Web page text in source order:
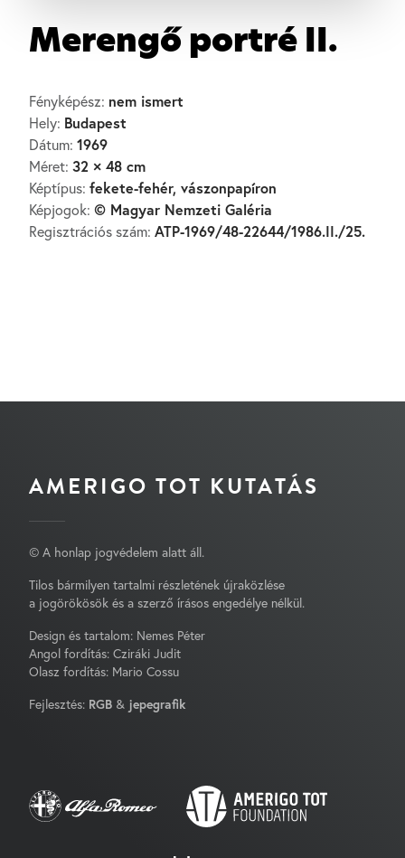
Merengő portré II.
Fényképész: nem ismert
Hely: Budapest
Dátum: 1969
Méret: 32 × 48 cm
Képtípus: fekete-fehér, vászonpapíron
Képjogok: © Magyar Nemzeti Galéria
Regisztrációs szám: ATP-1969/48-22644/1986.II./25.
AMERIGO TOT KUTATÁS
© A honlap jogvédelem alatt áll.
Tilos bármilyen tartalmi részletének újraközlése
a jogörökösök és a szerző írásos engedélye nélkül.
Design és tartalom: Nemes Péter
Angol fordítás: Cziráki Judit
Olasz fordítás: Mario Cossu
Fejlesztés: RGB & jepegrafik